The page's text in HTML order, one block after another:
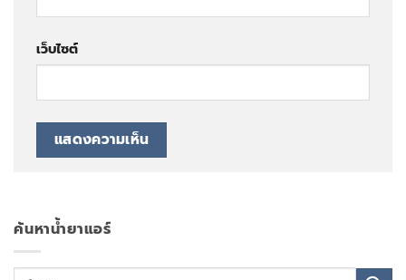
เว็บไซต์
ค้นหาน้ำยาแอร์